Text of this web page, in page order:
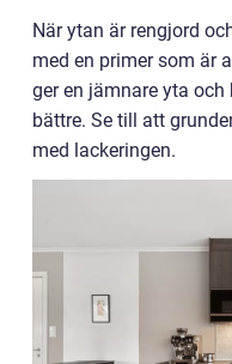
När ytan är rengjord
med en primer som är
ger en jämnare yta
bättre. Se till att
med lackeringen.